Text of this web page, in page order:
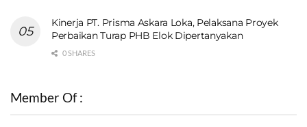
Kinerja PT. Prisma Askara Loka, Pelaksana Proyek
Perbaikan Turap PHB Elok Dipertanyakan
0 SHARES
Member Of :